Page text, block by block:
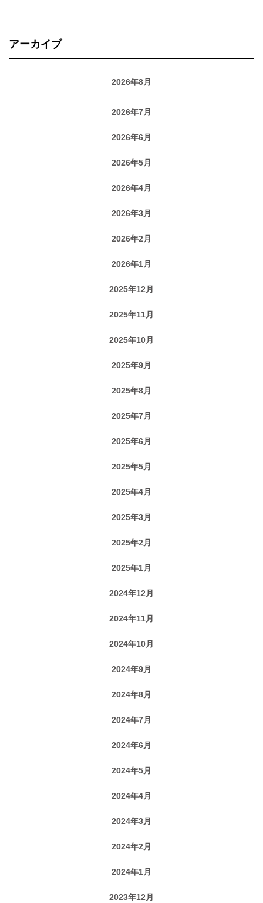
アーカイブ
2026年8月
2026年7月
2026年6月
2026年5月
2026年4月
2026年3月
2026年2月
2026年1月
2025年12月
2025年11月
2025年10月
2025年9月
2025年8月
2025年7月
2025年6月
2025年5月
2025年4月
2025年3月
2025年2月
2025年1月
2024年12月
2024年11月
2024年10月
2024年9月
2024年8月
2024年7月
2024年6月
2024年5月
2024年4月
2024年3月
2024年2月
2024年1月
2023年12月